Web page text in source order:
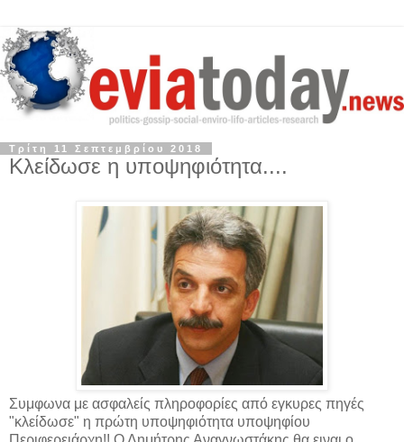
Τρίτη 11 Σεπτεμβρίου 2018
Κλείδωσε η υποψηφιότητα....
Συμφωνα με ασφαλείς πληροφορίες από εγκυρες πηγές
"κλείδωσε" η πρώτη υποψηφιότητα υποψηφίου